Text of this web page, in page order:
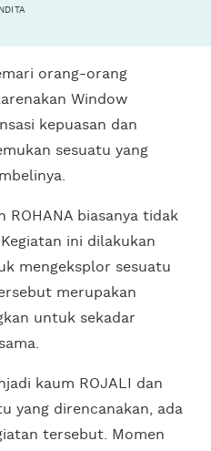
orang-orang
Window
kepuasan dan
sesuatu yang
ROHANA biasanya tidak
ini dilakukan
mengeksplor sesuatu
merupakan
untuk sekadar
kaum ROJALI dan
yang direncanakan, ada
tersebut. Momen